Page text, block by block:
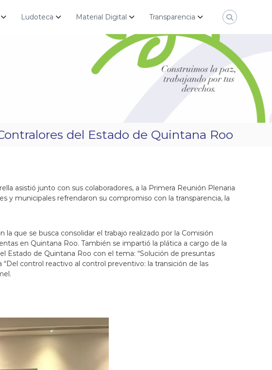
Ludoteca Material Digital Transparencia
del Estado de Quintana Roo
asistió junto con sus colaboradores, a la Primera Reunión Plenaria
y municipales refrendaron su compromiso con la transparencia, la
que se busca consolidar el trabajo realizado por la Comisión
en Quintana Roo. También se impartió la plática a cargo de la
Estado de Quintana Roo con el tema: “Solución de presuntas
control reactivo al control preventivo: la transición de las